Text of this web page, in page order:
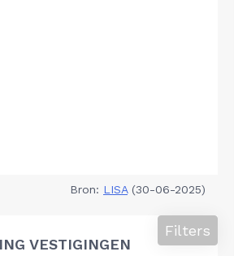
Bron: LISA(30-06-2025)
VESTIGINGEN
Filters